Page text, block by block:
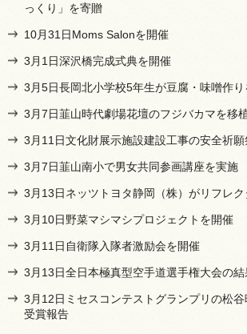
っくり」を寄贈
10月31日Moms Salonを開催
3月1日深沢橋完成式典を開催
3月5日長岡北小学校5年生が豆腐・味噌作
3月7日韮山時代劇場花壇のフジバカマを移
3月11日文化財展示施設建設工事の安全祈願
3月7日韮山南小で男女共同参画講座を実施
3月13日ネッツトヨタ静岡（株）がリフレ
3月10日野菜マシマシプロジェクトを開催
3月11日自衛隊入隊者激励会を開催
3月13日全日本極真型空手道選手権大会の
3月12日ミセスコンテストグランプリの松
受賞報告